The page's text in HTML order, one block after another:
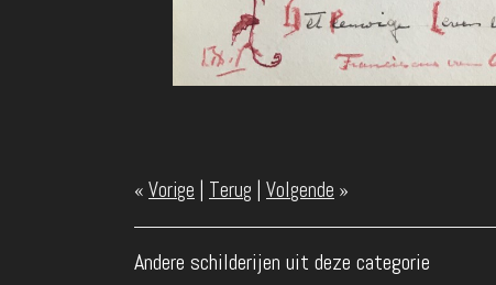
« Vorige Terug Volgende »
Andere schilderijen uit deze categorie